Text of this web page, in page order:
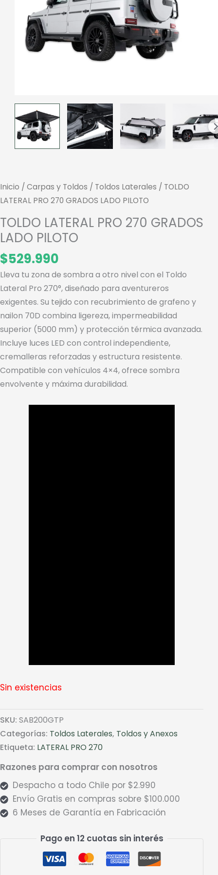
Inicio / Carpas y Toldos / Toldos Laterales / TOLDO
LATERAL PRO 270 GRADOS LADO PILOTO
TOLDO LATERAL PRO 270 GRADOS
LADO PILOTO
$529.990
Lleva tu zona de sombra a otro nivel con el Toldo
Lateral Pro 270°, diseñado para aventureros
exigentes. Su tejido con recubrimiento de grafeno y
nailon 70D combina ligereza, impermeabilidad
superior (5000 mm) y protección térmica avanzada.
Incluye luces LED con control independiente,
cremalleras reforzadas y estructura resistente.
Compatible con vehículos 4×4, ofrece sombra
envolvente y máxima durabilidad.
Sin existencias
SKU: SAB200GTP
Categorías: Toldos Laterales, Toldos y Anexos
Etiqueta: LATERAL PRO 270
Razones para comprar con nosotros
Despacho a todo Chile por $2.990
Envío Gratis en compras sobre $100.000
6 Meses de Garantía en Fabricación
Pago en 12 cuotas sin interés